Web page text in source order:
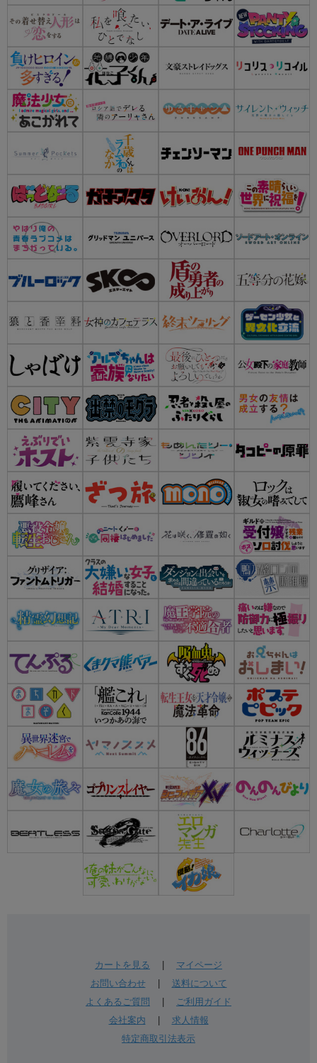
カートを見る
マイページ
お問い合わせ| 送料について
よくあるご質問
ご利用ガイド
会社案内
求人情報
特定商取引法表示